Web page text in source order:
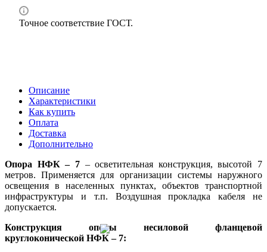
Точное соответствие ГОСТ.
Описание
Характеристики
Как купить
Оплата
Доставка
Дополнительно
Опора НФК – 7– осветительная конструкция, высотой 7
метров. Применяется для организации системы наружного
освещения в населенных пунктах, объектов транспортной
инфраструктуры и т.п. Воздушная прокладка кабеля не
допускается.
Конструкция опоры несиловой фланцевой
круглоконической НФК – 7: